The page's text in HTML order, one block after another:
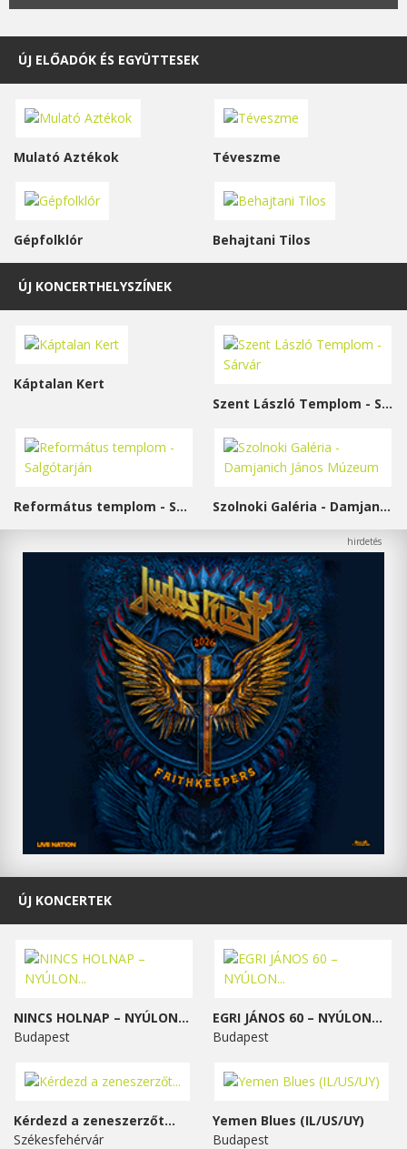
ÚJ ELŐADÓK ÉS EGYÜTTESEK
Mulató Aztékok Téveszme
Gépfolklór Behajtani Tilos
ÚJ KONCERTHELYSZÍNEK
Káptalan Kert
Szent László Templom - Sárvár
Református templom - Salgótarján Szolnoki Galéria - Damjanich János Múzeum
ÚJ KONCERTEK
NINCS HOLNAP – NYÚLON...
Budapest
EGRI JÁNOS 60 – NYÚLON...
Budapest
Kérdezd a zeneszerzőt...
Székesfehérvár
Yemen Blues (IL/US/UY)
Budapest